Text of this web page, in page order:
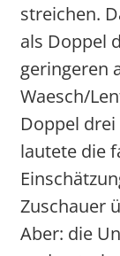
streichen.
als Doppel
geringeren
Waesch/
Doppel
lautete die
Zuschauer
Aber: die